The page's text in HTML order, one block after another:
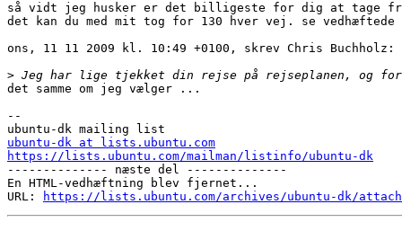
så vidt jeg husker er det billigeste for dig at tage
det kan du med mit tog for 130 hver vej. se vedhæftede
ons, 11 11 2009 kl. 10:49 +0100, skrev Chris Buchholz:
>
det samme om jeg vælger ...
--
ubuntu-dk at lists.ubuntu.com
https://lists.ubuntu.com/mailman/listinfo/ubuntu-dk
-------------- næste del --------------
En HTML-vedhæftning blev fjernet...
URL:
https://lists.ubuntu.com/archives/ubuntu-dk/